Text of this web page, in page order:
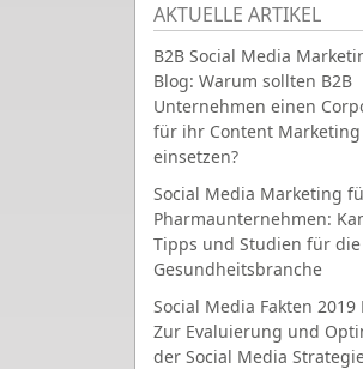
AKTUELLE ARTIKEL
B2B Social Media
Blog: Warum sollten B2B
Unternehmen einen
für ihr Content Marketing
einsetzen?
Social Media Marketing
Pharmaunternehmen:
Tipps und Studien für die
Gesundheitsbranche
Social Media Fakten 2019
Zur Evaluierung und
der Social Media